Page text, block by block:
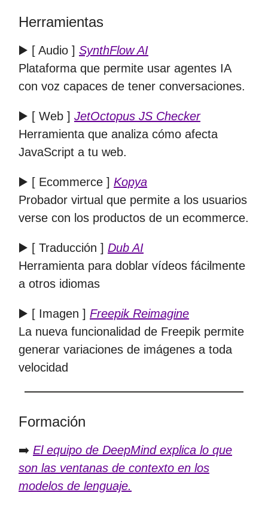
Herramientas
▶️ [ Audio ] SynthFlow AI
Plataforma que permite usar agentes IA
con voz capaces de tener conversaciones.
▶️ [ Web ] JetOctopus JS Checker
Herramienta que analiza cómo afecta
JavaScript a tu web.
▶️ [ Ecommerce ] Kopya
Probador virtual que permite a los usuarios
verse con los productos de un ecommerce.
▶️ [ Traducción ] Dub AI
Herramienta para doblar vídeos fácilmente
a otros idiomas
▶️ [ Imagen ] Freepik Reimagine
La nueva funcionalidad de Freepik permite
generar variaciones de imágenes a toda
velocidad
Formación
➡️ El equipo de DeepMind explica lo que
son las ventanas de contexto en los
modelos de lenguaje.